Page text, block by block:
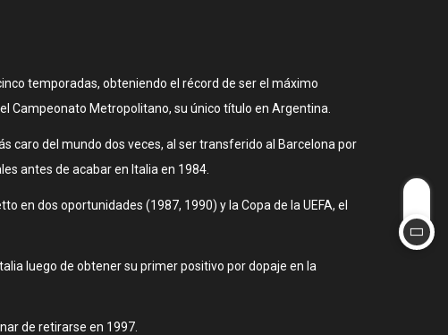
temporadas, obteniendo el récord de ser el máximo
Campeonato Metropolitano, su único título en Argentina.
caro del mundo dos veces, al ser transferido al Barcelona por
antes de acabar en Italia en 1984.
en dos oportunidades (1987, 1990) y la Copa de la UEFA, el
luego de obtener su primer positivo por dopaje en la
de retirarse en 1997.